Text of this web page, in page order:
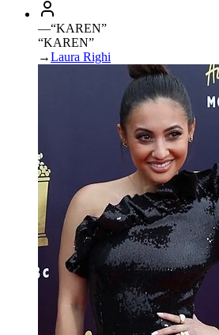
—“KAREN”
“KAREN”
→Laura Righi